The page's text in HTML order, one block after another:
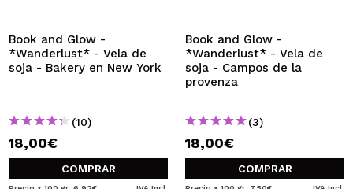
Book and Glow -
*Wanderlust* - Vela de
soja - Bakery en New York
(10)
18,00€
COMPRAR
Book and Glow -
*Wanderlust* - Vela de
soja - Campos de la
provenza
(3)
18,00€
COMPRAR